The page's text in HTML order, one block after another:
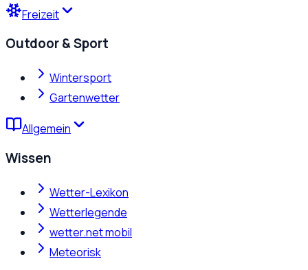
Freizeit
Outdoor & Sport
Wintersport
Gartenwetter
Allgemein
Wissen
Wetter-Lexikon
Wetterlegende
wetter.net mobil
Meteorisk